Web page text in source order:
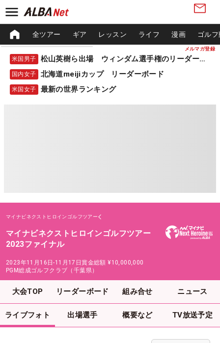
メルマガ登録
全ツアー ギア レッスン ライフ 漫画 ゴル
米国男子 松山英樹ら出場 ウィンダム選手権のリーダーボード
国内女子 北海道meijiカップ リーダーボード
米国女子 最新の世界ランキング
マイナビネクストヒロインゴルフツアー
マイナビネクストヒロインゴルフツアー
2023ファイナル
2023年11月16日-11月17日賞金総額 ¥10,000,000
PGM総成ゴルフクラブ（千葉県）
大会TOP リーダーボード 組み合せ ニュース
ライブフォト 出場選手 概要など TV放送予定